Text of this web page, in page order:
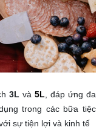
3L và 5L, đáp ứng đa
trong các bữa tiệc
sự tiện lợi và kinh tế